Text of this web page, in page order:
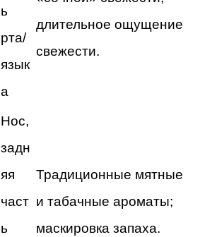
ь
рта/
язык
а
длительное ощущение
свежести.
Нос,
задн
яя
част
ь
Традиционные мятные
и табачные ароматы;
маскировка запаха.